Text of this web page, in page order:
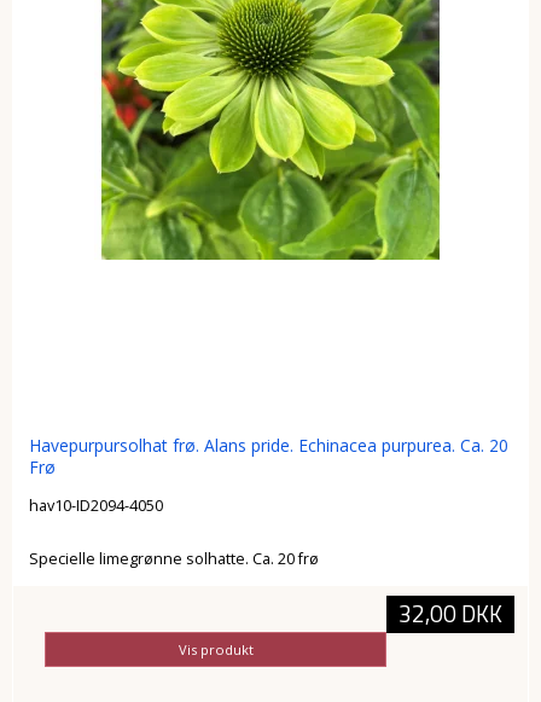
Havepurpursolhat frø. Alans pride. Echinacea purpurea. Ca. 20
Frø
hav10-ID2094-4050
Specielle limegrønne solhatte. Ca. 20 frø
32,00 DKK
Vis produkt